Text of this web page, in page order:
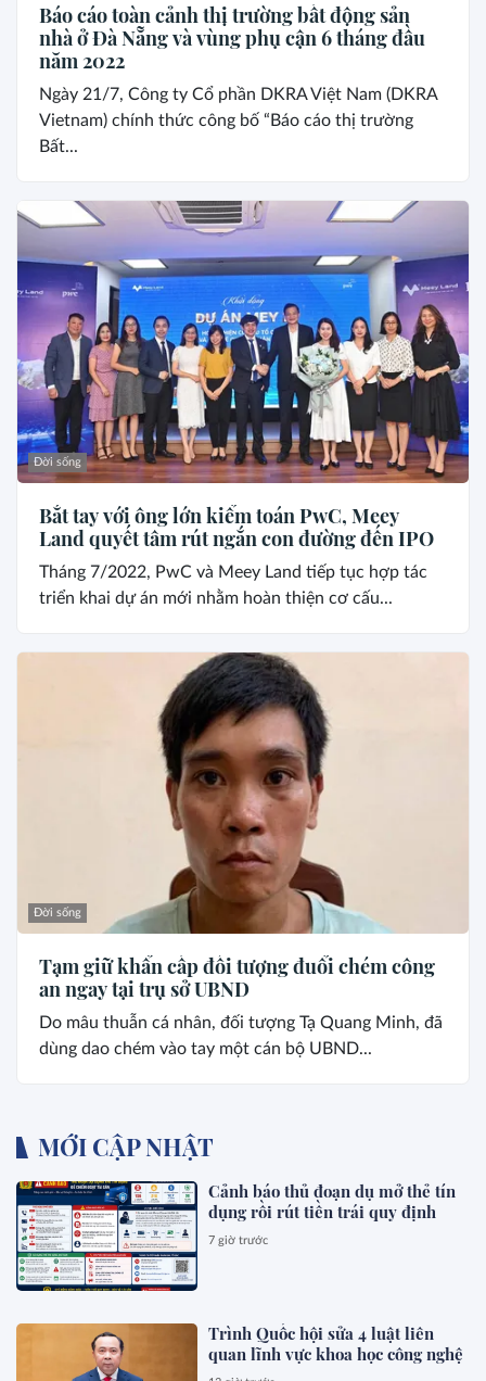
Báo cáo toàn cảnh thị trường bất động sản
nhà ở Đà Nẵng và vùng phụ cận 6 tháng đầu
năm 2022
Ngày 21/7, Công ty Cổ phần DKRA Việt Nam (DKRA
Vietnam) chính thức công bố “Báo cáo thị trường
Bất...
Đời sống
Bắt tay với ông lớn kiểm toán PwC, Meey
Land quyết tâm rút ngắn con đường đến IPO
Tháng 7/2022, PwC và Meey Land tiếp tục hợp tác
triển khai dự án mới nhằm hoàn thiện cơ cấu...
Đời sống
Tạm giữ khẩn cấp đối tượng đuổi chém công
an ngay tại trụ sở UBND
Do mâu thuẫn cá nhân, đối tượng Tạ Quang Minh, đã
dùng dao chém vào tay một cán bộ UBND...
MỚI CẬP NHẬT
Cảnh báo thủ đoạn dụ mở thẻ tín
dụng rồi rút tiền trái quy định
7 giờ trước
Trình Quốc hội sửa 4 luật liên
quan lĩnh vực khoa học công nghệ